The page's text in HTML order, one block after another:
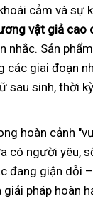
cảm và sự
vật giả cao
nhắc. Sản
các giai đoạn
sau sinh, thời
hoàn cảnh
có người yêu,
đang giận dỗi –
giải pháp hoàn